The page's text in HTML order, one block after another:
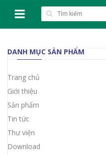
DANH MỤC SẢN PHẨM
Trang chủ
Giới thiệu
Sản phẩm
Tin tức
Thư viện
Download